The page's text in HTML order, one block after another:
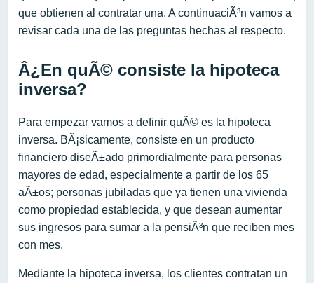
que obtienen al contratar una. A continuaciÃ³n vamos a
revisar cada una de las preguntas hechas al respecto.
Â¿En quÃ© consiste la hipoteca
inversa?
Para empezar vamos a definir quÃ© es la hipoteca
inversa. BÃ¡sicamente, consiste en un producto
financiero diseÃ±ado primordialmente para personas
mayores de edad, especialmente a partir de los 65
aÃ±os; personas jubiladas que ya tienen una vivienda
como propiedad establecida, y que desean aumentar
sus ingresos para sumar a la pensiÃ³n que reciben mes
con mes.
Mediante la hipoteca inversa, los clientes contratan un